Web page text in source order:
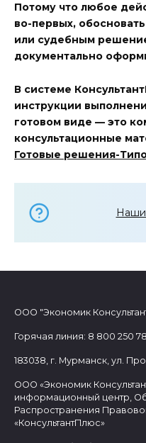
Потому что любое
во-первых,
или судебным
документально
В системе
инструкции
готовом виде — это
консультационные
Готовые решения-
Наши
ООО "Экономик
Горячая линия: 8 800 250
183038, г. Мурманск, ул.
ООО «Экономик
информационный центр,
Распространения
«КонсультантПлюс»